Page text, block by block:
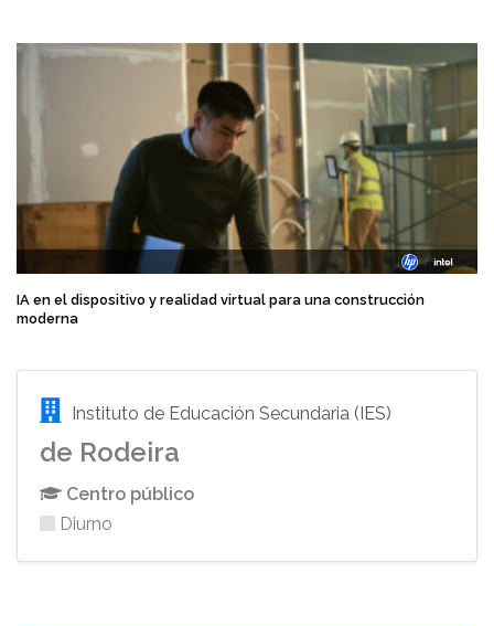
IA en el dispositivo y realidad virtual para una construcción
moderna
Instituto de Educación Secundaria (IES)
de Rodeira
Centro público
Diurno